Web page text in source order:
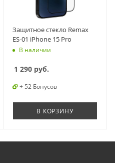
Защитное стекло Remax
ES-01 iPhone 15 Pro
В наличии
1 290руб.
+ 52 Бонусов
В КОРЗИНУ